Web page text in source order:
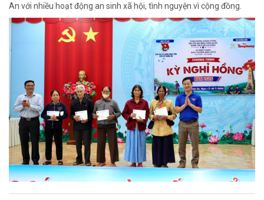
An với nhiều hoạt động an sinh xã hội, tình nguyện vì cộng đồng.